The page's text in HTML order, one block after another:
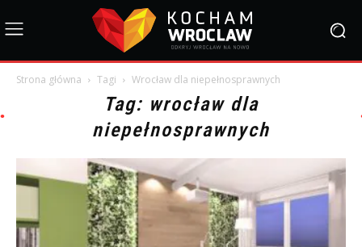
Strona główna Tagi Wrocław dla niepełnosprawnych
Tag: wrocław dla
niepełnosprawnych